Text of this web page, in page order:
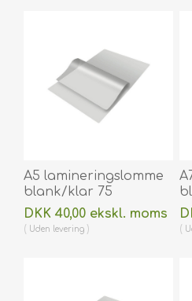
A5 lamineringslomme
blank/klar 75
micron/my 154 x 216
mm til varmlaminering
DKK 40,00 ekskl. moms
Uden levering